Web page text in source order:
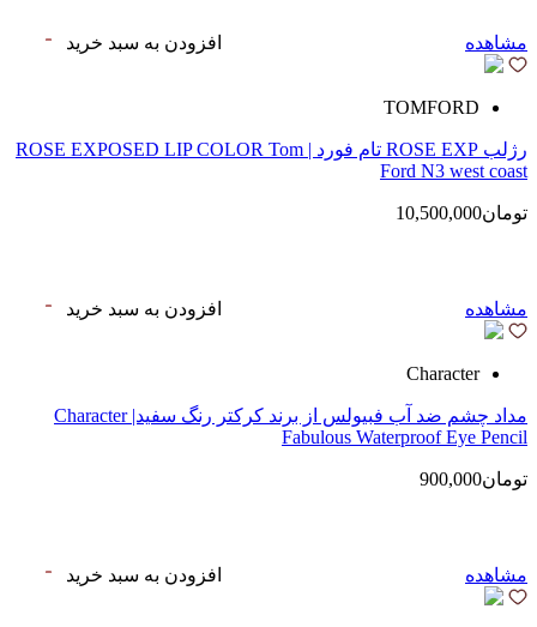
مشاهده افزودن به سبد خرید
TOMFORD
رژلب ROSE EXP تام فورد | ROSE EXPOSED LIP COLOR Tom
Ford N3 west coast
تومان10,500,000
مشاهده افزودن به سبد خرید
Character
مداد چشم ضد آب فبیولس از برند کرکتر رنگ سفید| Character
Fabulous Waterproof Eye Pencil
تومان900,000
مشاهده افزودن به سبد خرید